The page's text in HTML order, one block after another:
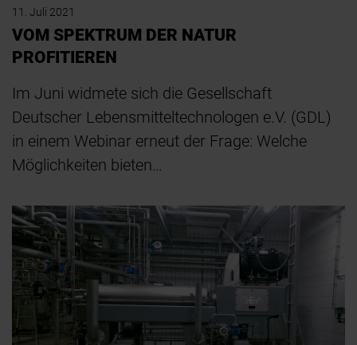
11. Juli 2021
VOM SPEKTRUM DER NATUR
PROFITIEREN
Im Juni widmete sich die Gesellschaft
Deutscher Lebensmitteltechnologen e.V. (GDL)
in einem Webinar erneut der Frage: Welche
Möglichkeiten bieten…